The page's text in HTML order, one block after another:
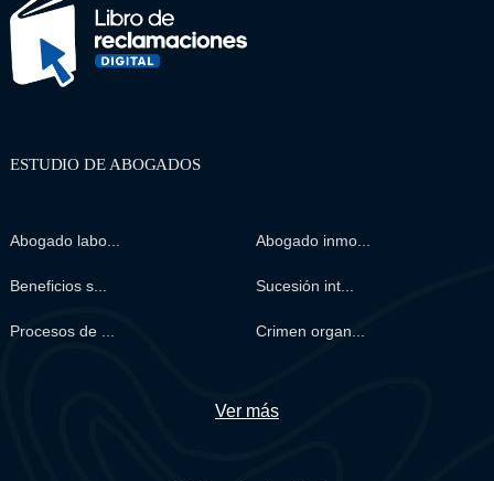
ESTUDIO DE ABOGADOS
Abogado labo... Abogado inmo...
Beneficios s... Sucesión int...
Procesos de ... Crimen organ...
Ver más